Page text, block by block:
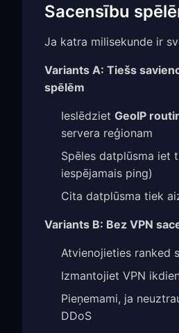
Sacensību
Ja katra milisekunde ir
Variants A: Tiešs
spēlēm
Ieslēdziet GeoIP
servera reģionam
Spēles datplūsma iet
iespējamais ping)
Cita datplūsma tiek
Variants B: Bez VPN
Atvienojieties ranked
Izmantojiet VPN
Pieņemami, ja
DDoS